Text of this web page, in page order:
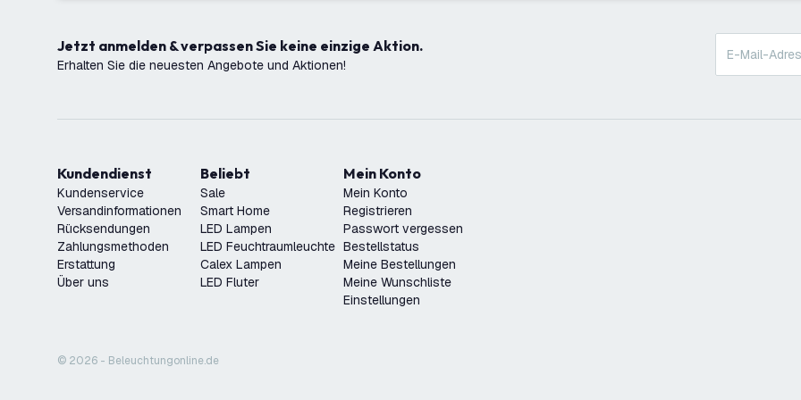
Jetzt anmelden & verpassen Sie keine einzige Aktion.
Erhalten Sie die neuesten Angebote und Aktionen!
Kundendienst
Kundenservice
Versandinformationen
Rücksendungen
Zahlungsmethoden
Erstattung
Über uns
Beliebt
Sale
Smart Home
LED Lampen
LED Feuchtraumleuchte
Calex Lampen
LED Fluter
Mein Konto
Mein Konto
Registrieren
Passwort vergessen
Bestellstatus
Meine Bestellungen
Meine Wunschliste
Einstellungen
© 2026 - Beleuchtungonline.de